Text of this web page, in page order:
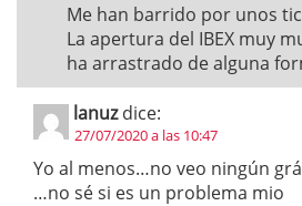
Me han barrido por unos
La apertura del IBEX muy
ha arrastrado de alguna
lanuz dice:
27/07/2020 a las 10:47
Yo al menos…no veo ningún
…no sé si es un problema mio